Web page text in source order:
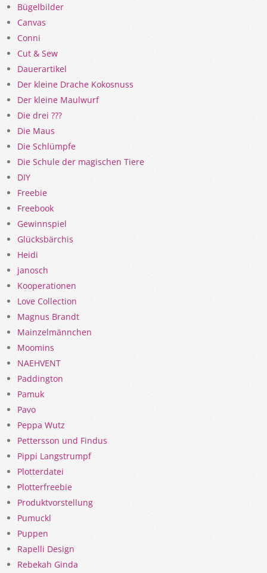
Bügelbilder
Canvas
Conni
Cut & Sew
Dauerartikel
Der kleine Drache Kokosnuss
Der kleine Maulwurf
Die drei ???
Die Maus
Die Schlümpfe
Die Schule der magischen Tiere
DIY
Freebie
Freebook
Gewinnspiel
Glücksbärchis
Heidi
janosch
Kooperationen
Love Collection
Magnus Brandt
Mainzelmännchen
Moomins
NAEHVENT
Paddington
Pamuk
Pavo
Peppa Wutz
Pettersson und Findus
Pippi Langstrumpf
Plotterdatei
Plotterfreebie
Produktvorstellung
Pumuckl
Puppen
Rapelli Design
Rebekah Ginda